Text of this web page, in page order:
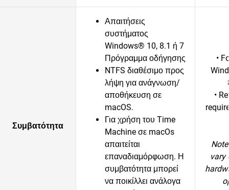
Συμβατότητα
Απαιτήσεις
συστήματος
Windows® 10, 8.1 ή 7
Πρόγραμμα οδήγησης
NTFS διαθέσιμο προς
λήψη για ανάγνωση/
αποθήκευση σε
macOS.
Για χρήση του Time
Machine σε macOs
απαιτείται
επαναδιαμόρφωση. Η
συμβατότητα μπορεί
να ποικίλλει ανάλογα
•
•
vary